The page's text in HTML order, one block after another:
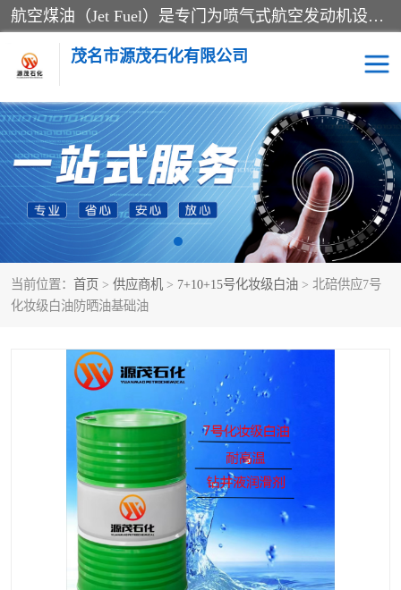
航空煤油（Jet Fuel）是专门为喷气式航空发动机设计的高纯度燃料，主要分为Jet A、Jet A-1和Jet B等类型。其特点是闪点高、低温流动性好，并添加了抗静电剂和抗氧化剂以确保飞行安全。航空煤油需
茂名市源茂石化有限公司
当前位置： 首页 > 供应商机 > 7+10+15号化妆级白油 > 北碚供应7号
化妆级白油防晒油基础油
RP3航空煤油 D20+D30溶剂油
D40+D60溶剂油 D80+D100溶剂油
6号+120号溶剂油 260号溶剂油
异构烷烃 天然乳胶
26+32号化妆级白油 46+68号化妆级白油
2731溶剂油